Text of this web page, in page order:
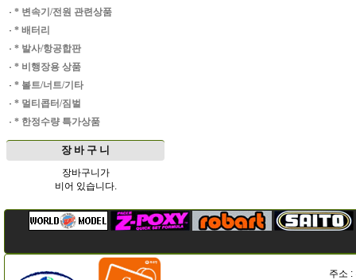
· * 변속기/전원 관련상품
· * 배터리
· * 발사/항공합판
· * 비행장용 상품
· * 볼트/너트/기타
· * 멀티콥터/짐벌
· * 한정수량 특가상품
장 바 구 니
장바구니가
비어 있습니다.
주소